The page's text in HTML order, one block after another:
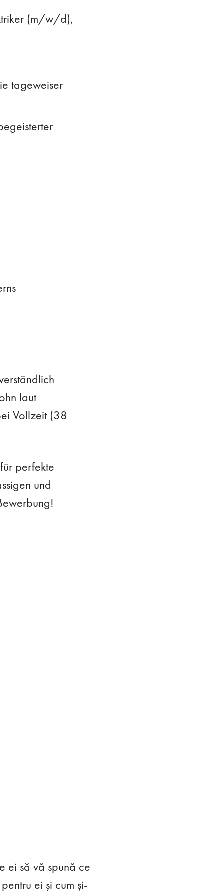
(m/w/d),
tageweiser
laut
Vollzeit (38
perfekte
und
ei să vă spună ce
ei și cum și-